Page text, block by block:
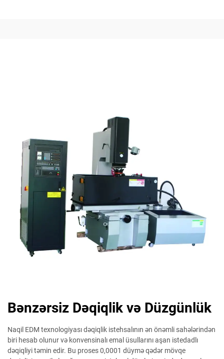
Bənzərsiz Dəqiqlik və Düzgünlük
Naqil EDM texnologiyası dəqiqlik istehsalının ən önəmli sahələrindən
biri hesab olunur və konvensinalı emal üsullarını aşan istedadlı
dəqiqliyi təmin edir. Bu proses 0,0001 düymə qədər mövqe